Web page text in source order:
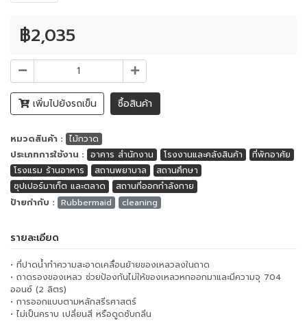
฿2,035
เพิ่มไปยังรถเข็น ซื้อสินค้า
หมวดสินค้า : ไม้กวาด
ประเภทการใช้งาน : อาคาร สำนักงาน โรงงานและคลังสินค้า
ที่พักอาศัย
โรงแรม ร้านอาหาร
สถานพยาบาล
สถานศึกษา
ซุปเปอร์มาเก็ต และตลาด
สถานที่ออกกำลังกาย
ป้ายกำกับ : Rubbermaid cleaning
รายละเอียด
• ที่ปาดน้ำทำความสะอาดเคลื่อนย้ายของเหลวลงในถาด
• ถาดรองของเหลว ช่วยป้องกันไม่ให้ของเหลวหกออกมาและมีความจุ 704
ออนซ์ (2 ลิตร)
• การออกแบบตามหลักสรีรศาสตร์
• ไม่เป็นคราบ เปลี่ยนสี หรือดูดซับกลิ่น